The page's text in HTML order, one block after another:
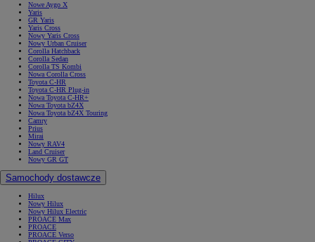
Nowe Aygo X
Yaris
GR Yaris
Yaris Cross
Nowy Yaris Cross
Nowy Urban Cruiser
Corolla Hatchback
Corolla Sedan
Corolla TS Kombi
Nowa Corolla Cross
Toyota C-HR
Toyota C-HR Plug-in
Nowa Toyota C-HR+
Nowa Toyota bZ4X
Nowa Toyota bZ4X Touring
Camry
Prius
Mirai
Nowy RAV4
Land Cruiser
Nowy GR GT
Samochody dostawcze
Hilux
Nowy Hilux
Nowy Hilux Electric
PROACE Max
PROACE
PROACE Verso